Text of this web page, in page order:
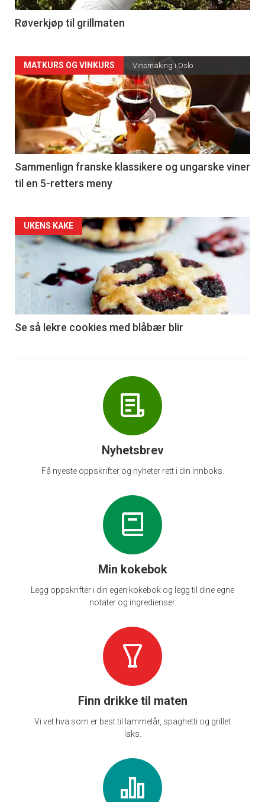
4
Røverkjøp til grillmaten
Forsiden
akkurat
nå
-
5
MATKURS OG VINKURS Vinsmaking i Oslo
Sammenlign franske klassikere og ungarske viner
til en 5-retters meny
Forsiden
akkurat
nå
6
UKENS KAKE
Se så lekre cookies med blåbær blir
Nyhetsbrev
Få nyeste oppskrifter og nyheter rett i din innboks.
Min kokebok
Legg oppskrifter i din egen kokebok og legg til dine egne
notater og ingredienser.
Finn drikke til maten
Vi vet hva som er best til lammelår, spaghetti og grillet
laks.